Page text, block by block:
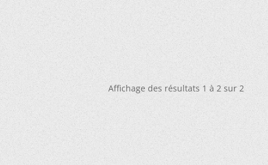
Affichage des résultats 1 à 2 sur 2